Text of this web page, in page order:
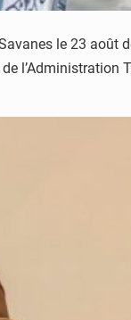
le 23 août
l’Administration